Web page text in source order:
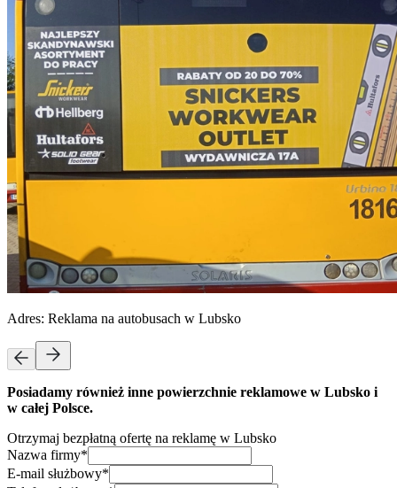
Adres: Reklama na autobusach w Lubsko
Posiadamy również inne powierzchnie reklamowe w Lubsko i
w całej Polsce.
Otrzymaj bezpłatną ofertę na reklamę w Lubsko
Nazwa firmy*
E-mail służbowy*